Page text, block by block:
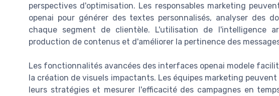
perspectives d'optimisation. Les responsables marketing
openai pour générer des textes personnalisés, analyser des
chaque segment de clientèle. L'utilisation de l'intelligence
production de contenus et d'améliorer la pertinence des
Les fonctionnalités avancées des interfaces openai modele
la création de visuels impactants. Les équipes marketing
leurs stratégies et mesurer l'efficacité des campagnes en